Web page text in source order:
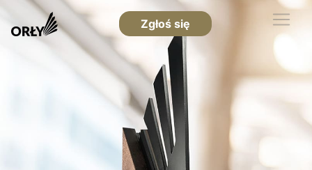
Zgłoś się